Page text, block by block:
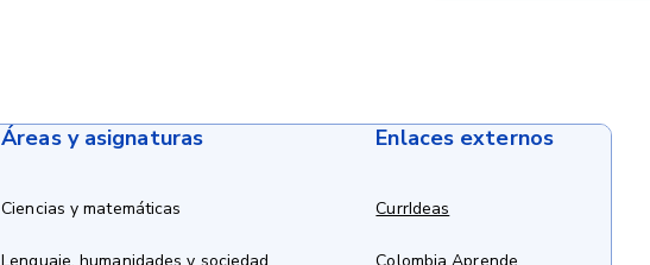
Áreas y asignaturas
Ciencias y matemáticas
Enlaces externos
CurrIdeas